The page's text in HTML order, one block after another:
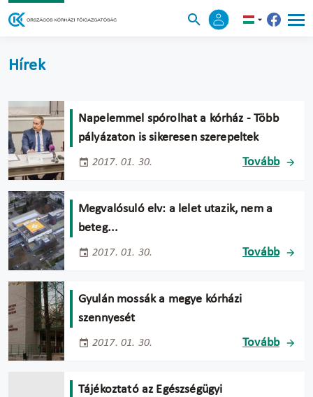
Hírek
Napelemmel spórolhat a kórház - Több
pályázaton is sikeresen szerepeltek
2017. 01. 30. Tovább
Megvalósuló elv: a lelet utazik, nem a
beteg...
2017. 01. 30. Tovább
Gyulán mossák a megye kórházi
szennyesét
2017. 01. 30. Tovább
Tájékoztató az Egészségügyi